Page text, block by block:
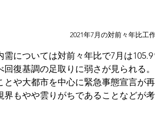
2021年7月の対前々年比工
については対前々年比で7月は105.9
回復基調の足取りに弱さが見られる
とや大都市を中心に緊急事態宣言が
界もやや雲りがちであることなどが考